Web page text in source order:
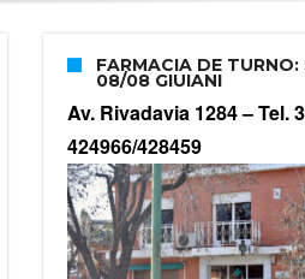
FARMACIA DE
08/08 GIUIANI
Av. Rivadavia 1284 –Tel.
424966/428459